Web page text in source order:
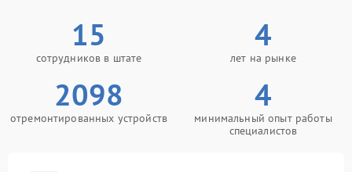
15
сотрудников в штате
4
лет на рынке
2098
отремонтированных устройств
4
минимальный опыт работы
специалистов